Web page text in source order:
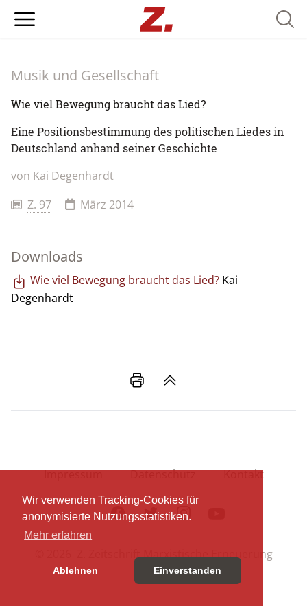
Wir verwenden Tracking-Cookies für
anonymisierte Nutzungsstatistiken.
Mehr erfahren
Ablehnen Einverstanden
Musik und Gesellschaft
Wie viel Bewegung braucht das Lied?
Eine Positionsbestimmung des politischen Liedes in
Deutschland anhand seiner Geschichte
von Kai Degenhardt
Z. 97
März 2014
Downloads
Wie viel Bewegung braucht das Lied? Kai
Degenhardt
Impressum Datenschutz Kontakt
FacebookTwitterInstagram
© 2026 Z. Zeitschrift Marxistische Erneuerung